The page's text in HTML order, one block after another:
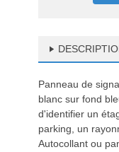
Panneau de
blanc sur fond
d'identifier un
parking, un
Autocollant ou